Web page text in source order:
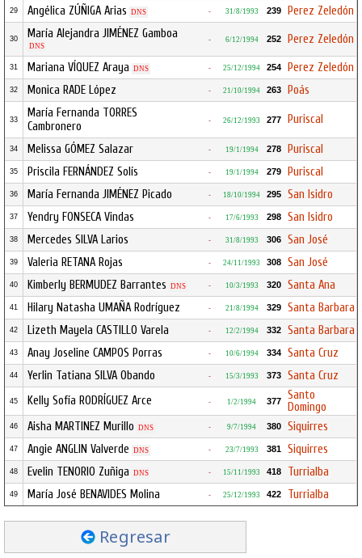
29 Angélica ZÚÑIGA Arias DNS - 31/8/1993 239 Perez Zeledón
30 María Alejandra JIMÉNEZ Gamboa
DNS
- 6/12/1994 252 Perez Zeledón
31 Mariana VÍQUEZ Araya DNS - 25/12/1994 254 Perez Zeledón
32 Monica RADE López - 21/10/1994 263 Poás
33
María Fernanda TORRES
Cambronero
- 26/12/1993 277 Puriscal
34 Melissa GÓMEZ Salazar - 19/1/1994 278 Puriscal
35 Priscila FERNÁNDEZ Solís - 19/1/1994 279 Puriscal
36 María Fernanda JIMÉNEZ Picado - 18/10/1994 295 San Isidro
37 Yendry FONSECA Vindas - 17/6/1993 298 San Isidro
38 Mercedes SILVA Larios - 31/8/1993 306 San José
39 Valeria RETANA Rojas - 24/11/1993 308 San José
40 Kimberly BERMUDEZ Barrantes DNS - 10/3/1993 320 Santa Ana
41 Hilary Natasha UMAÑA Rodríguez - 21/8/1994 329 Santa Barbara
42 Lizeth Mayela CASTILLO Varela - 12/2/1994 332 Santa Barbara
43 Anay Joseline CAMPOS Porras - 10/6/1994 334 Santa Cruz
44 Yerlin Tatiana SILVA Obando - 15/3/1993 373 Santa Cruz
45 Kelly Sofía RODRÍGUEZ Arce - 1/2/1994 377
Santo
Domingo
46 Aisha MARTINEZ Murillo DNS - 9/7/1994 380 Siquirres
47 Angie ANGLIN Valverde DNS - 23/7/1993 381 Siquirres
48 Evelin TENORIO Zuñiga DNS - 15/11/1993 418 Turrialba
49 María José BENAVIDES Molina - 25/12/1993 422 Turrialba
Regresar